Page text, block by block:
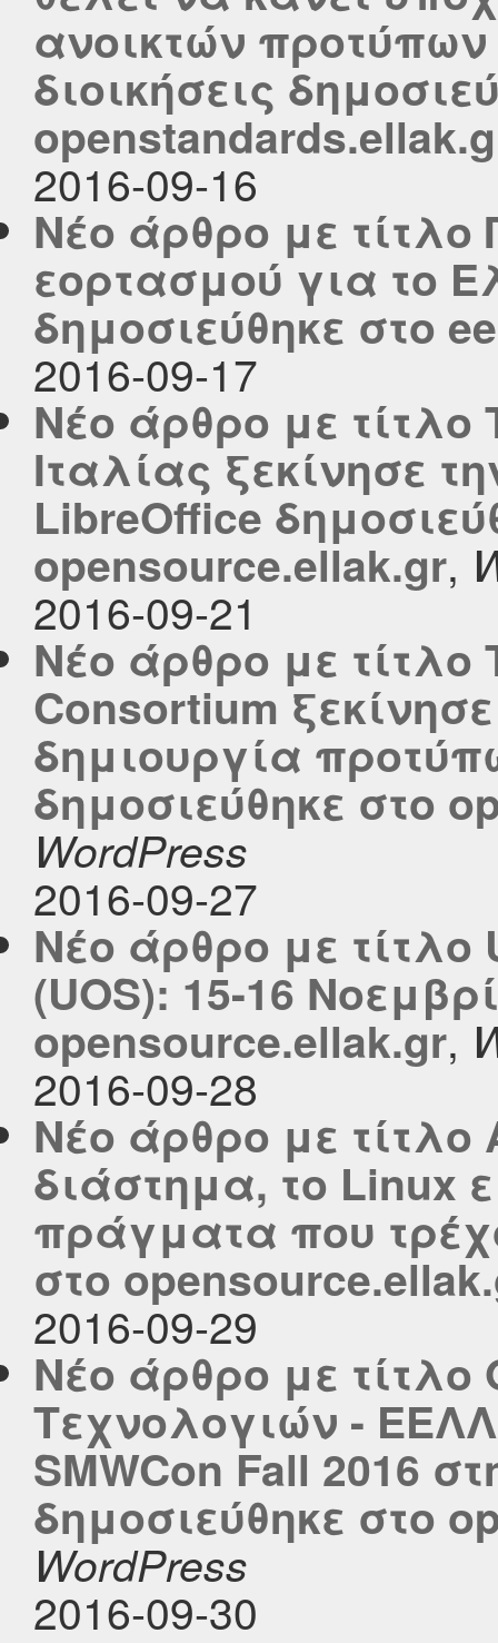
ανοικτών προτύπων
διοικήσεις
2016-09-16
Νέο άρθρο με
εορτασμού για το
δημοσιεύθηκε στο
2016-09-17
Νέο άρθρο με
Ιταλίας ξεκίνησε
LibreOffice
opensource.ellak.gr,
2016-09-21
Νέο άρθρο με τίτλο
Consortium
δημιουργία
δημοσιεύθηκε στο
WordPress
2016-09-27
Νέο άρθρο με τίτλο
(UOS): 15-16
opensource.ellak.gr,
2016-09-28
Νέο άρθρο με τίτλο
διάστημα, το Linux
πράγματα που
στο
2016-09-29
Νέο άρθρο με
Τεχνολογιών -
SMWCon Fall 2016
δημοσιεύθηκε στο
WordPress
2016-09-30